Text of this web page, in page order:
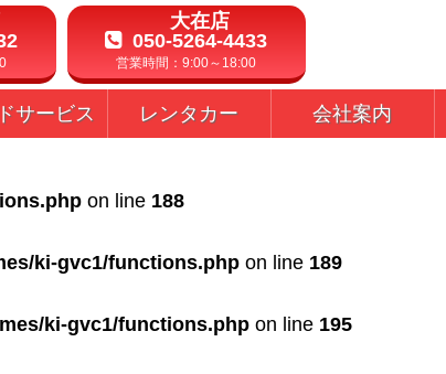
大在店
050-5264-4433
営業時間：9:00～18:00
サービス レンタカー 会社案内
on line 188
ki-gvc1/functions.php on line 189
ki-gvc1/functions.php on line 195